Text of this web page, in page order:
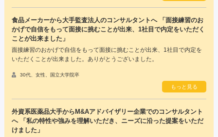
食品メーカーから大手監査法人のコンサルタントへ 「面接練習のお
かげで自信をもって面接に挑むことが出来、1社目で内定をいただく
ことが出来ました」
面接練習のおかげで自信をもって面接に挑むことが出来、1社目で内定を
いただくことが出来ました。ありがとうございました。
30代、女性、国立大学院卒
もっと見る
外資系医薬品大手からM&Aアドバイザリー企業でのコンサルタント
へ 「私の特性や強みを理解いただき、ニーズに沿った提案をいただ
けました」